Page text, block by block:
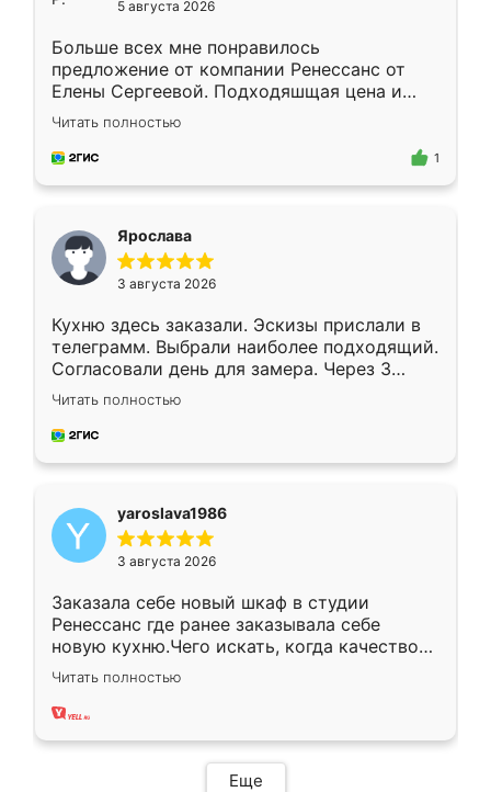
5 августа 2026
Больше всех мне понравилось
предложение от компании Ренессанс от
Елены Сергеевой. Подходяшщая цена и
короткие сроки изготовления. Приехавший
для замера сотрудник Владислав
предложил по моему эскизу самый
Читать полностью
1
Ярослава
3 августа 2026
Кухню здесь заказали. Эскизы прислали в
телеграмм. Выбрали наиболее подходящий.
Согласовали день для замера. Через 3
недели кухня была уже готова. Остались
довольны работой. Спасибо Ренессанс
мебель за качественную работу!
Читать полностью
yaroslava1986
3 августа 2026
Заказала себе новый шкаф в студии
Ренессанс где ранее заказывала себе
новую кухню.Чего искать, когда качеством
вполне довольна. Служит кухня уже почти
два года, нареканий нет.
Читать полностью
Еще